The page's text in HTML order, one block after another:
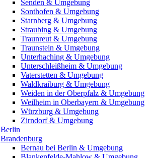
Senden & Umgebung
Sonthofen & Umgebung
Starnberg & Umgebung
Straubing & Umgebung
Traunreut & Umgebung
Traunstein & Umgebung
Unterhaching & Umgebung
Unterschleißheim & Umgebung
Vaterstetten & Umgebung
Waldkraiburg & Umgebung
Weiden in der Oberpfalz & Umgebung
Weilheim in Oberbayern & Umgebung
Würzburg & Umgebung
Zirndorf & Umgebung
Berlin
Brandenburg
Bernau bei Berlin & Umgebung